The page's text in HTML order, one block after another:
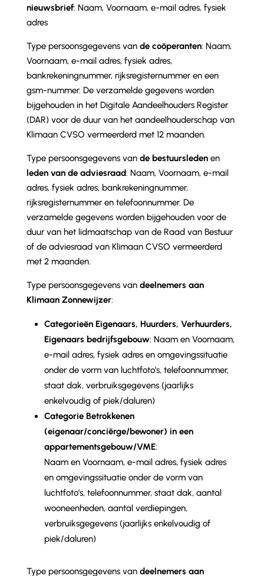
nieuwsbrief: Naam, Voornaam, e-mail adres, fysiek
adres
Type persoonsgegevens van de coöperanten: Naam,
Voornaam, e-mail adres, fysiek adres,
bankrekeningnummer, rijksregisternummer en een
gsm-nummer. De verzamelde gegevens worden
bijgehouden in het Digitale Aandeelhouders Register
(DAR) voor de duur van het aandeelhouderschap van
Klimaan CVSO vermeerderd met 12 maanden.
Type persoonsgegevens van de bestuursledenen
leden van de adviesraad: Naam, Voornaam, e-mail
adres, fysiek adres, bankrekeningnummer,
rijksregisternummer en telefoonnummer. De
verzamelde gegevens worden bijgehouden voor de
duur van het lidmaatschap van de Raad van Bestuur
of de adviesraad van Klimaan CVSO vermeerderd
met 2 maanden.
Type persoonsgegevens van deelnemers aan
Klimaan Zonnewijzer:
Categorieën Eigenaars, Huurders, Verhuurders,
Eigenaars bedrijfsgebouw: Naam en Voornaam,
e-mail adres, fysiek adres en omgevingssituatie
onder de vorm van luchtfoto’s, telefoonnummer,
staat dak, verbruiksgegevens (jaarlijks
enkelvoudig of piek/daluren)
Categorie Betrokkenen
(eigenaar/conciërge/bewoner) in een
appartementsgebouw/VME:
Naam en Voornaam, e-mail adres, fysiek adres
en omgevingssituatie onder de vorm van
luchtfoto’s, telefoonnummer, staat dak, aantal
wooneenheden, aantal verdiepingen,
verbruiksgegevens (jaarlijks enkelvoudig of
piek/daluren)
Type persoonsgegevens van deelnemers aan